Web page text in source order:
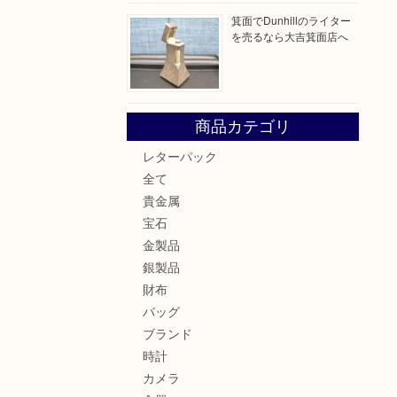
箕面でDunhillのライター
を売るなら大吉箕面店へ
商品カテゴリ
レターパック
全て
貴金属
宝石
金製品
銀製品
財布
バッグ
ブランド
時計
カメラ